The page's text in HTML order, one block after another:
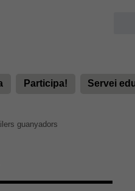
Participa! Servei
guanyadors